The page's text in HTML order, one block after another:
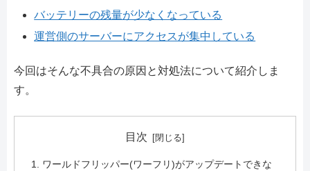
バッテリーの残量が少なくなっている
運営側のサーバーにアクセスが集中している
今回はそんな不具合の原因と対処法について紹介しま
す。
目次
ワールドフリッパー(ワーフリ)がアップデートできな